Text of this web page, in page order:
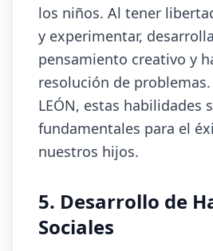
los niños. Al tener
y experimentar,
pensamiento creativo y
resolución de problemas.
LEÓN, estas habilidades
fundamentales para el
nuestros hijos.
5. Desarrollo de
Sociales